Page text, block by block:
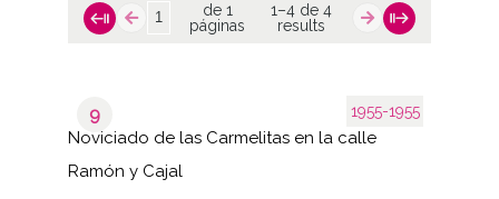
de 1
páginas
1–4 de 4
results
1955-1955
9
Noviciado de las Carmelitas en la calle
Ramón y Cajal